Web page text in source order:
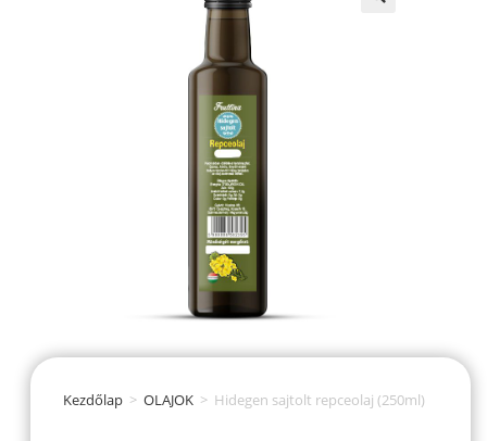
Kezdőlap > OLAJOK > Hidegen sajtolt repceolaj (250ml)